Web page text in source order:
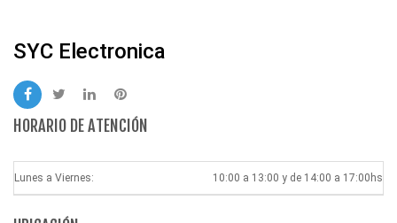
SYC Electronica
HORARIO DE ATENCIÓN
Lunes a Viernes: 10:00 a 13:00 y de 14:00 a 17:00hs